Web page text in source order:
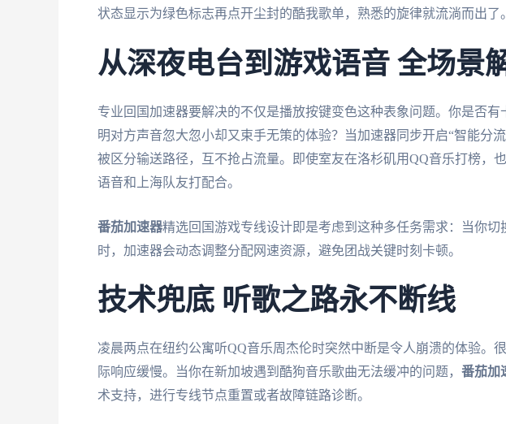
状态显示为绿色标志再点开尘封的酷我歌单，熟悉的旋律就流淌而出了。
从深夜电台到游戏语音 全场景
专业回国加速器要解决的不仅是播放按键变色这种表象问题。你是否
明对方声音忽大忽小却又束手无策的体验？当加速器同步开启“智能分
被区分输送路径，互不抢占流量。即使室友在洛杉矶用QQ音乐打榜，
语音和上海队友打配合。
番茄加速器精选回国游戏专线设计即是考虑到这种多任务需求：当你
时，加速器会动态调整分配网速资源，避免团战关键时刻卡顿。
技术兜底 听歌之路永不断线
凌晨两点在纽约公寓听QQ音乐周杰伦时突然中断是令人崩溃的体验。
际响应缓慢。当你在新加坡遇到酷狗音乐歌曲无法缓冲的问题， 番茄加
术支持，进行专线节点重置或者故障链路诊断。